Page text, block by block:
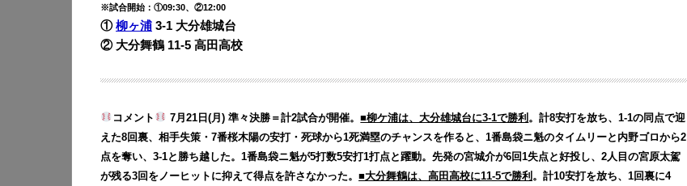
※試合開始：①09:30、②12:00
①柳ヶ浦 3-1 大分雄城台
② 大分舞鶴 11-5 高田高校
コメント 7月21日(月) 準々決勝＝計2試合が開催。■柳ケ浦は、大分雄城台に3-1で勝利 。計8安打を放ち、1-1の同点で迎
えた8回裏、相手失策・7番桜木陽の安打・死球から1死満塁のチャンスを作ると、1番島袋ニ魁のタイムリーと内野ゴロから2
点を奪い、3-1と勝ち越した。1番島袋ニ魁が5打数5安打1打点と躍動。先発の宮城介が6回1失点と好投し、2人目の宮原太駕
が残る3回をノーヒットに抑えて得点を許さなかった。 ■大分舞鶴は、高田高校に11-5で勝利 。計10安打を放ち、1回裏に4